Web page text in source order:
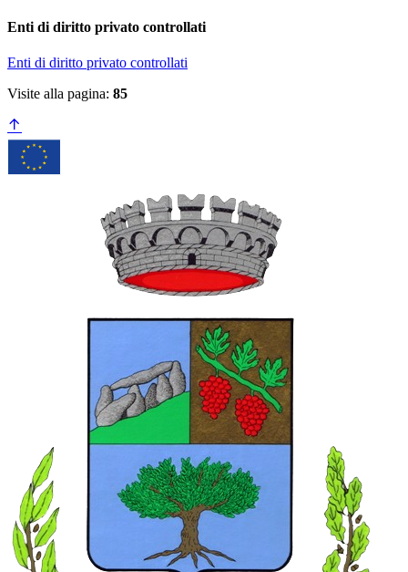
Enti di diritto privato controllati
Enti di diritto privato controllati
Visite alla pagina: 85